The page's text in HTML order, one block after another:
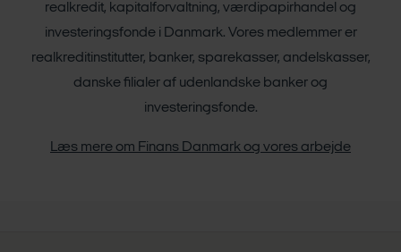
realkredit, kapitalforvaltning, værdipapirhandel og
investeringsfonde i Danmark. Vores medlemmer er
realkreditinstitutter, banker, sparekasser, andelskasser,
danske filialer af udenlandske banker og
investeringsfonde.
Læs mere om Finans Danmark og vores arbejde